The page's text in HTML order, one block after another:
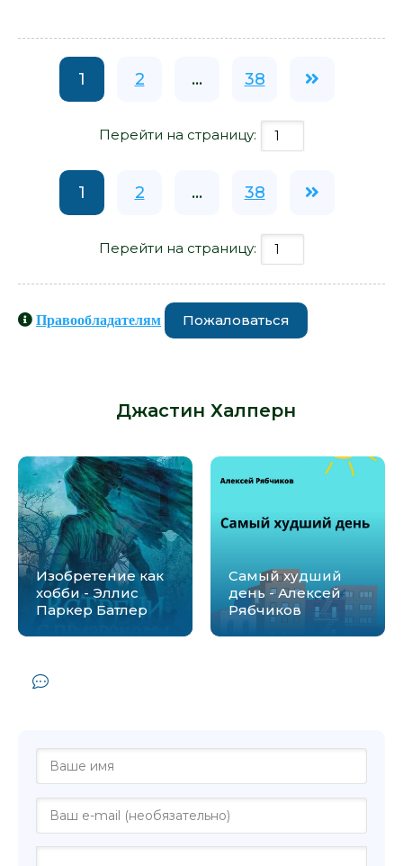
1 2 ... 38
Перейти на страницу:
1 2 ... 38
Перейти на страницу:
Правообладателям Пожаловаться
Джастин Халперн
Изобретение как
хобби - Эллис
Паркер Батлер
Самый худший
день - Алексей
Рябчиков